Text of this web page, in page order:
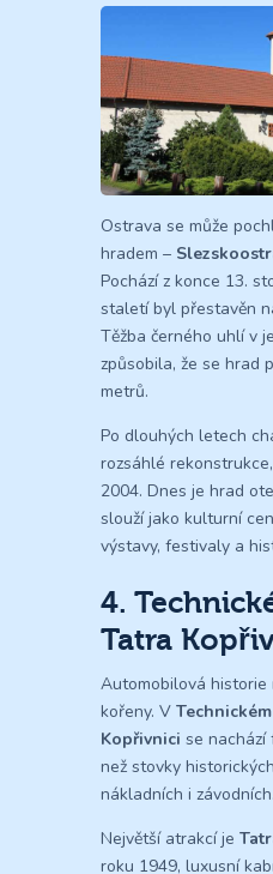
Ostrava se může
hradem –
Pochází z konce 13.
staletí byl přestavěn
Těžba černého uhlí v
způsobila, že se hrad
metrů.
Po dlouhých letech
rozsáhlé
2004. Dnes je hrad
slouží jako kulturní
výstavy, festivaly a
4.
Tatra
Automobilová historie
kořeny. V
Kopřivnici se nachází
než stovky
nákladních i závodních.
Největší atrakcí je
roku 1949, luxusní